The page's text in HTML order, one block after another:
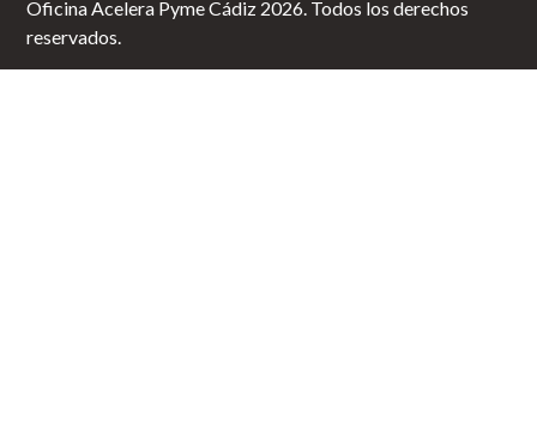
Oficina Acelera Pyme Cádiz 2026. Todos los derechos
reservados.